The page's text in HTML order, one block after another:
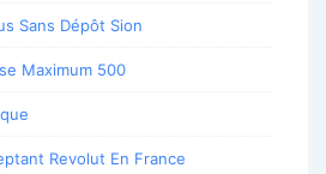
Sans Dépôt Sion
Maximum 500
Revolut En France